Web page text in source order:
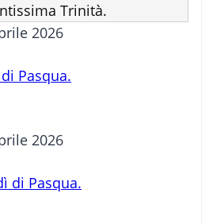
Trinità.
2026
Pasqua.
2026
di Pasqua.